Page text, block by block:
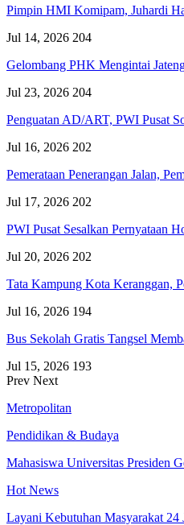
Pimpin HMI Komipam, Juhardi
Jul 14, 2026 204
Gelombang PHK Mengintai
Jul 23, 2026 204
Penguatan AD/ART, PWI Pusat
Jul 16, 2026 202
Pemerataan Penerangan Jalan,
Jul 17, 2026 202
PWI Pusat Sesalkan Pernyataan
Jul 20, 2026 202
Tata Kampung Kota Keranggan,
Jul 16, 2026 194
Bus Sekolah Gratis Tangsel
Jul 15, 2026 193
Prev Next
Metropolitan
Pendidikan & Budaya
Mahasiswa Universitas Presiden
Hot News
Layani Kebutuhan Masyarakat